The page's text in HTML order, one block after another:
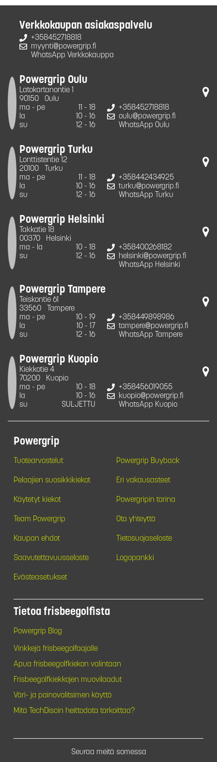
Verkkokaupan asiakaspalvelu
+358452718818
myynti@powergrip.fi
WhatsApp Verkkokauppa
Powergrip Oulu
Latokartanontie 1
90150
Oulu
ma - pe
11 - 18
la
10 - 16
su
12 - 16
+358452718818
oulu@powergrip.fi
WhatsApp Oulu
Powergrip Turku
Lonttistentie 12
20100
Turku
ma - pe
11 - 18
la
10 - 16
su
12 - 16
+358442434925
turku@powergrip.fi
WhatsApp Turku
Powergrip Helsinki
Takkatie 18
00370
Helsinki
ma - la
10 - 18
su
12 - 16
+358400268182
helsinki@powergrip.fi
WhatsApp Helsinki
Powergrip Tampere
Teiskontie 61
33560
Tampere
ma - pe
10 - 19
la
10 - 17
su
12 - 16
+358449898986
tampere@powergrip.fi
WhatsApp Tampere
Powergrip Kuopio
Kiekkotie 4
70200
Kuopio
ma - pe
10 - 18
la
10 - 16
su
SULJETTU
+358456019055
kuopio@powergrip.fi
WhatsApp Kuopio
Powergrip
Tuotearvostelut Powergrip Buyback
Pelaajien suosikkikiekot Eri vakausasteet
Käytetyt kiekot Powergripin tarina
Team Powergrip Ota yhteyttä
Kaupan ehdot Tietosuojaseloste
Saavutettavuusseloste Logopankki
Evästeasetukset
Tietoa frisbeegolfista
Powergrip Blog
Vinkkejä frisbeegolfaajalle
Apua frisbeegolfkiekon valintaan
Frisbeegolfkiekkojen muovilaadut
Väri- ja painovalitsimen käyttö
Mitä TechDiscin heittodata tarkoittaa?
Seuraa meitä somessa